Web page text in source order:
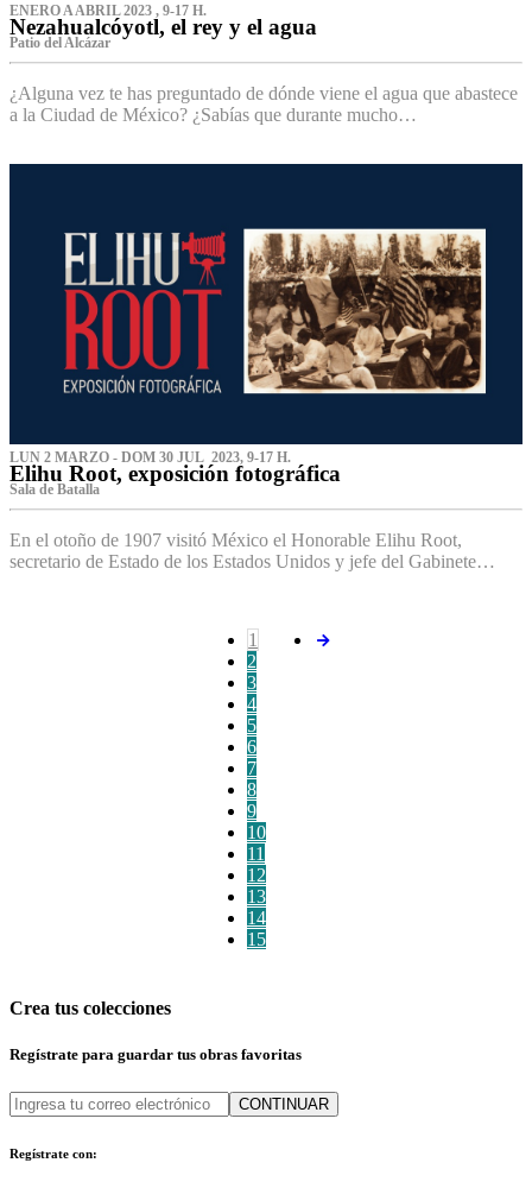
ENERO A ABRIL 2023 , 9-17 H.
Nezahualcóyotl, el rey y el agua
Patio del Alcázar
¿Alguna vez te has preguntado de dónde viene el agua que abastece
a la Ciudad de México? ¿Sabías que durante mucho…
LUN 2 MARZO - DOM 30 JUL 2023, 9-17 H.
Elihu Root, exposición fotográfica
Sala de Batalla
En el otoño de 1907 visitó México el Honorable Elihu Root,
secretario de Estado de los Estados Unidos y jefe del Gabinete…
1
2
3
4
5
6
7
8
9
10
11
12
13
14
15
Crea tus colecciones
Regístrate para guardar tus obras favoritas
CONTINUAR
Regístrate con: